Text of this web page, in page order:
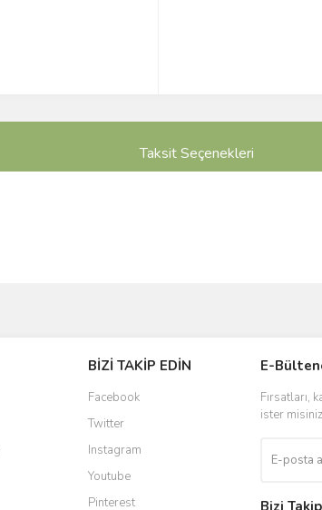
Taksit Seçenekleri
BİZİ TAKİP EDİN
Facebook
Twitter
Instagram
Youtube
Pinterest
E-
Fırsatları,
ister
Bizi